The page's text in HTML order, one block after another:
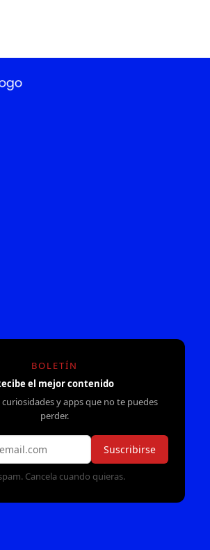
BOLETÍN
el mejor contenido
y apps que no te puedes
perder.
Suscribirse
Cancela cuando quieras.